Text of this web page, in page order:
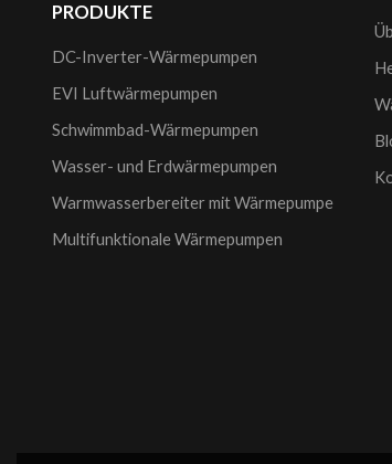
PRODUKTE
DC-Inverter-Wärmepumpen
EVI Luftwärmepumpen
Schwimmbad-Wärmepumpen
Wasser- und Erdwärmepumpen
Warmwasserbereiter mit Wärmepumpe
Multifunktionale Wärmepumpen